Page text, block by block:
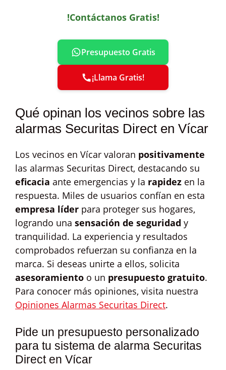
!Contáctanos Gratis!
Presupuesto Gratis
¡Llama Gratis!
Qué opinan los vecinos sobre las
alarmas Securitas Direct en Vícar
Los vecinos en Vícar valoran positivamente
las alarmas Securitas Direct, destacando su
eficacia ante emergencias y la rapidez en la
respuesta. Miles de usuarios confían en esta
empresa líder para proteger sus hogares,
logrando una sensación de seguridad y
tranquilidad. La experiencia y resultados
comprobados refuerzan su confianza en la
marca. Si deseas unirte a ellos, solicita
asesoramiento o un presupuesto gratuito.
Para conocer más opiniones, visita nuestra
Opiniones Alarmas Securitas Direct.
Pide un presupuesto personalizado
para tu sistema de alarma Securitas
Direct en Vícar